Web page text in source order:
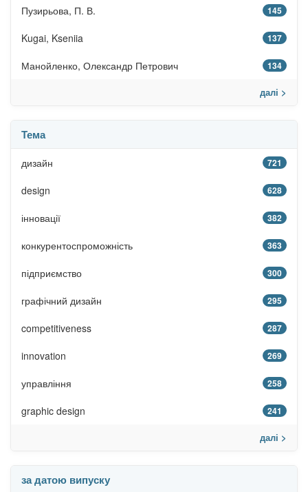
Пузирьова, П. В. 145
Kugai, Kseniia 137
Манойленко, Олександр Петрович 134
далі >
Тема
дизайн 721
design 628
інновації 382
конкурентоспроможність 363
підприємство 300
графічний дизайн 295
competitiveness 287
innovation 269
управління 258
graphic design 241
далі >
за датою випуску